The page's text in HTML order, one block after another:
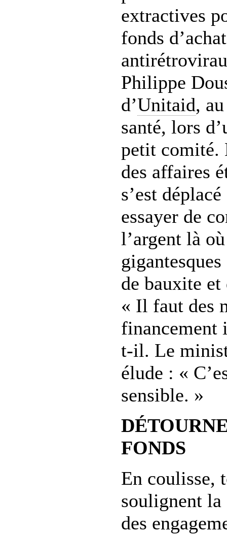
extractives
fonds
Philippe
d’Unitaid,
santé, lors
petit comité.
des affaires
s’est
essayer de
l’argent là
de bauxite
« Il faut des
financement
t-il. Le
élude : «
sensible. »
FONDS
En coulisse,
soulignent
des